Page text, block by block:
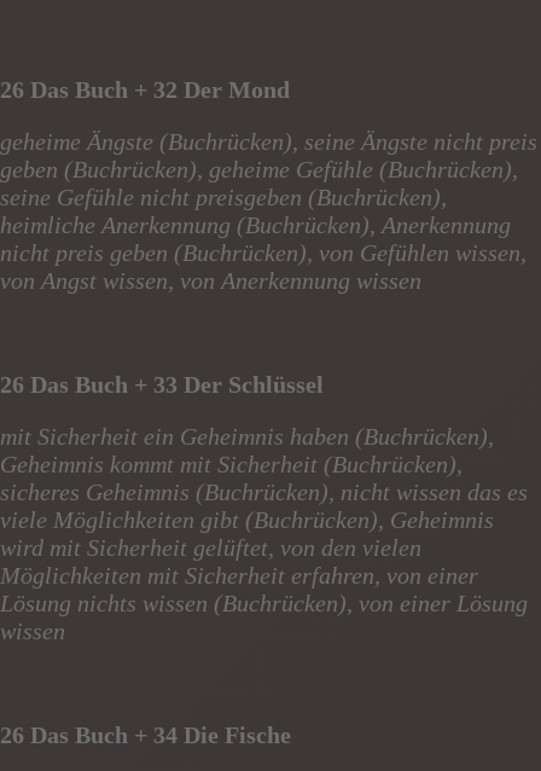
26 Das Buch + 32 Der Mond
geheime Ängste (Buchrücken), seine Ängste nicht preis
geben (Buchrücken), geheime Gefühle (Buchrücken),
seine Gefühle nicht preisgeben (Buchrücken),
heimliche Anerkennung (Buchrücken), Anerkennung
nicht preis geben (Buchrücken), von Gefühlen wissen,
von Angst wissen, von Anerkennung wissen
26 Das Buch + 33 Der Schlüssel
mit Sicherheit ein Geheimnis haben (Buchrücken),
Geheimnis kommt mit Sicherheit (Buchrücken),
sicheres Geheimnis (Buchrücken), nicht wissen das es
viele Möglichkeiten gibt (Buchrücken), Geheimnis
wird mit Sicherheit gelüftet, von den vielen
Möglichkeiten mit Sicherheit erfahren, von einer
Lösung nichts wissen (Buchrücken), von einer Lösung
wissen
26 Das Buch + 34 Die Fische